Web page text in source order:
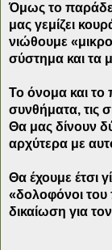
Όμως το
μας γεμίζει
νιώθουμε
σύστημα και τα
Το όνομα και
συνθήματα, τις
Θα μας δίνουν
αρχύτερα με
Θα έχουμε έτσι
«δολοφόνοι του
δικαίωση για